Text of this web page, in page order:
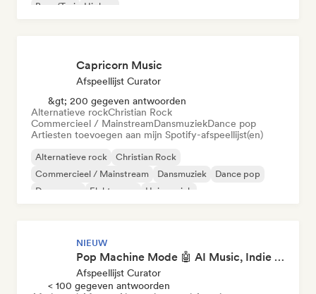
Boor/Trui
Hiphop
Capricorn Music
Afspeellijst Curator
&gt; 200 gegeven antwoorden
Alternatieve rockChristian Rock
Commercieel / MainstreamDansmuziekDance pop
Artiesten toevoegen aan mijn Spotify-afspeellijst(en)
Alternatieve rock
Christian Rock
Commercieel / Mainstream
Dansmuziek
Dance pop
Droompop
Elektropop Huismuziek
NIEUW
Pop Machine Mode 🤖 AI Music, Indie Pop & Dream Pop
Afspeellijst Curator
< 100 gegeven antwoorden